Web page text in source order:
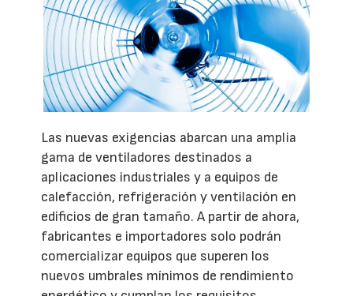
Las nuevas exigencias abarcan una amplia
gama de ventiladores destinados a
aplicaciones industriales y a equipos de
calefacción, refrigeración y ventilación en
edificios de gran tamaño. A partir de ahora,
fabricantes e importadores solo podrán
comercializar equipos que superen los
nuevos umbrales mínimos de rendimiento